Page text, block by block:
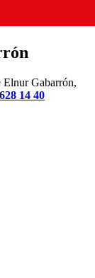
Elnur Gabarrón,
14 40